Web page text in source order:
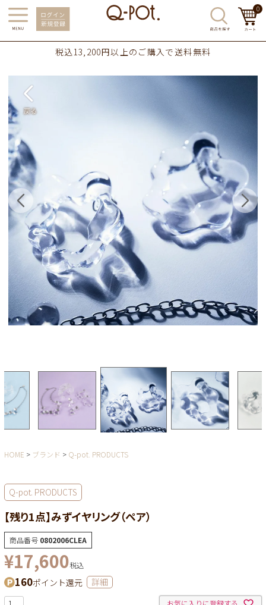
0
税込13,200円以上のご購入で送料無料
HOME ブランド Q-pot. PRODUCTS
Q-pot. PRODUCTS
【残り1点】みずイヤリング（ペア）
商品番号 0802006CLEA
¥17,600税込
160ポイント還元 詳細